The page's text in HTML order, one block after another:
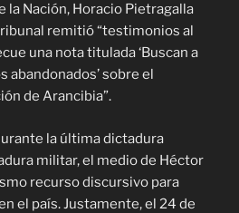
la Nación, Horacio Pietragalla
remitió “testimonios al
una nota titulada ‘Buscan a
sobre el
de Arancibia”.
la última dictadura
militar, el medio de Héctor
recurso discursivo para
el país. Justamente, el 24 de